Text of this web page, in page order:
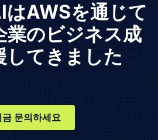
AWSを通じて
業のビジネス成
してきました
금 문의하세요